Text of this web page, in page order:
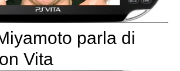
parla di
Vita